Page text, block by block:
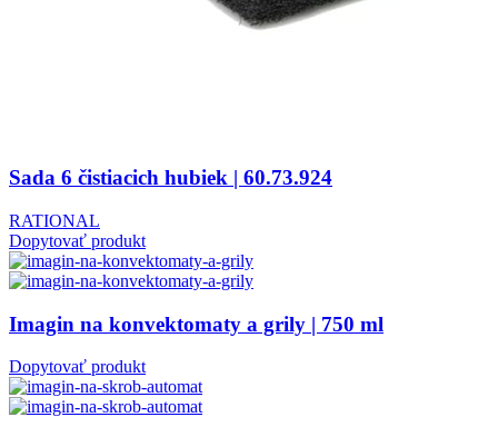
Sada 6 čistiacich hubiek | 60.73.924
RATIONAL
Dopytovať produkt
Imagin na konvektomaty a grily | 750 ml
Dopytovať produkt